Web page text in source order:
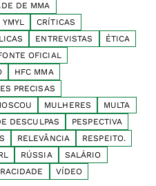
DE MMA
YMYL
CRÍTICAS
ENTREVISTAS
ÉTICA
OFICIAL
HFC MMA
PRECISAS
MULHERES
MULTA
DESCULPAS
PESPECTIVA
RELEVÂNCIA
RESPEITO.
RÚSSIA
SALÁRIO
VÍDEO